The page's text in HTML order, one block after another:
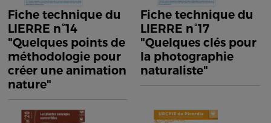
Fiche technique du
LIERRE n°14
"Quelques points de
méthodologie pour
créer une animation
nature"
Fiche technique du
LIERRE n°17
"Quelques clés pour
la photographie
naturaliste"